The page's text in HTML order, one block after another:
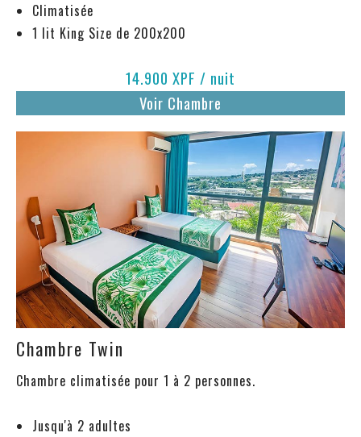
Climatisée
1 lit King Size de 200x200
14.900 XPF / nuit
Voir Chambre
Chambre Twin
Chambre climatisée pour 1 à 2 personnes.
Jusqu'à 2 adultes